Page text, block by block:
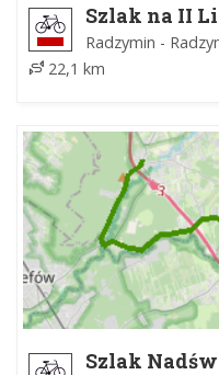
Szlak na II
Radzymin -
22,1 km
Szlak